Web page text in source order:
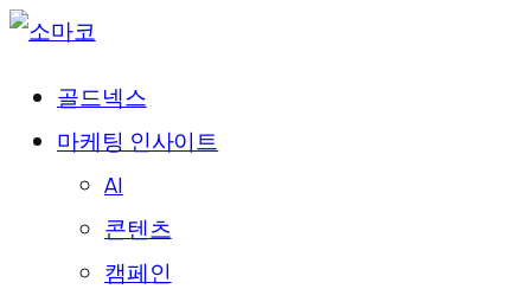
골드넥스
마케팅 인사이트
AI
콘텐츠
캠페인